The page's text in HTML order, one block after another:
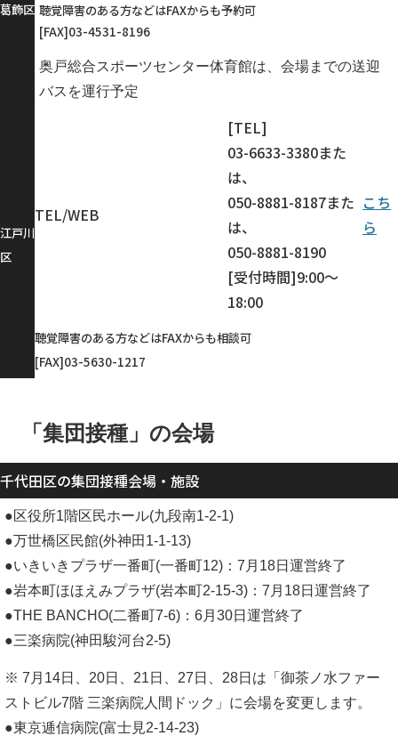
葛飾区 聴覚障害のある方などはFAXからも予約可
[FAX]03-4531-8196
奥戸総合スポーツセンター体育館は、会場までの送迎
バスを運行予定
江戸川
区
TEL/WEB
[TEL]
03-6633-3380また
は、
050-8881-8187また
は、
050-8881-8190
[受付時間]9:00～
18:00
こち
ら
聴覚障害のある方などはFAXからも相談可
[FAX]03-5630-1217
「集団接種」の会場
千代田区の集団接種会場・施設
●区役所1階区民ホール(九段南1-2-1)
●万世橋区民館(外神田1-1-13)
●いきいきプラザ一番町(一番町12)：7月18日運営終了
●岩本町ほほえみプラザ(岩本町2-15-3)：7月18日運営終了
●THE BANCHO(二番町7-6)：6月30日運営終了
●三楽病院(神田駿河台2-5)
※ 7月14日、20日、21日、27日、28日は「御茶ノ水ファー
ストビル7階 三楽病院人間ドック」に会場を変更します。
●東京逓信病院(富士見2-14-23)